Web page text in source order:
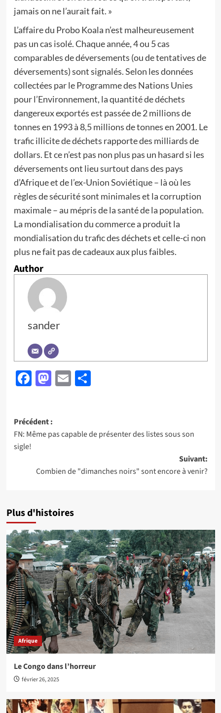
jamais on ne l’aurait fait. »
L’affaire du Probo Koala n’est malheureusement
pas un cas isolé. Chaque année, 4 ou 5 cas
comparables de déversements (ou de tentatives de
déversements) sont signalés. Selon les données
collectées par le Programme des Nations Unies
pour l’Environnement, la quantité de déchets
dangereux exportés est passée de 2 millions de
tonnes en 1993 à 8,5 millions de tonnes en 2001. Le
trafic illicite de déchets rapporte des milliards de
dollars. Et ce n’est pas non plus pas un hasard si les
déversements ont lieu surtout dans des pays
d’Afrique et de l’ex-Union Soviétique – là où les
règles de sécurité sont minimales et la corruption
maximale – au mépris de la santé de la population.
La mondialisation du commerce a produit la
mondialisation du trafic des déchets et celle-ci non
plus ne fait pas de cadeaux aux plus faibles.
Author
sander
Facebook
Mastodon
EmailPartager
Navigation
d’article
Précédent :
FN: Même pas capable de présenter des listes sous son
sigle!
Suivant:
Combien de "dimanches noirs" sont encore à venir?
Plus d'histoires
Afrique
Le Congo dans l’horreur
février 26, 2025